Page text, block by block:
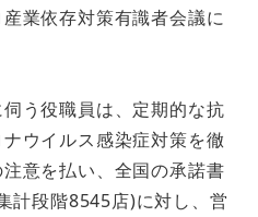
業依存対策有識者会議に
う役職員は、定期的な抗
ウイルス感染症対策を徹
意を払い、全国の承諾書
計段階8545店)に対し、営